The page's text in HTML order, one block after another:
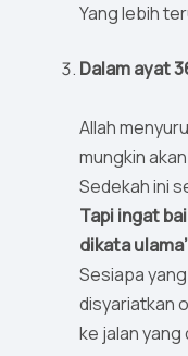
Yang lebih
Dalam ayat
Allah
mungkin
Sedekah ini
Tapi ingat
dikata
Sesiapa
disyariatkan
ke jalan yang